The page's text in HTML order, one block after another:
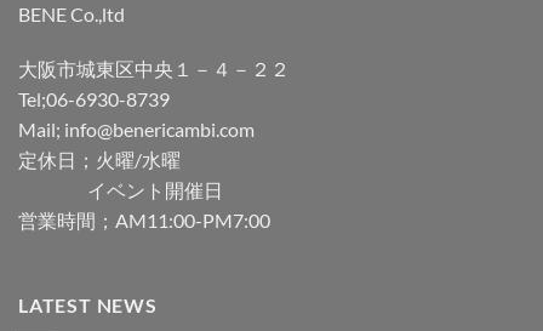
BENE Co.,ltd
大阪市城東区中央１－４－２２
Tel;06-6930-8739
Mail; info@benericambi.com
定休日；火曜/水曜
イベント開催日
営業時間；AM11:00-PM7:00
LATEST NEWS